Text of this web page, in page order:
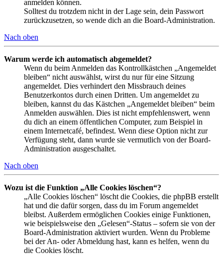
anmelden können.
Solltest du trotzdem nicht in der Lage sein, dein Passwort
zurückzusetzen, so wende dich an die Board-Administration.
Nach oben
Warum werde ich automatisch abgemeldet?
Wenn du beim Anmelden das Kontrollkästchen „Angemeldet
bleiben“ nicht auswählst, wirst du nur für eine Sitzung
angemeldet. Dies verhindert den Missbrauch deines
Benutzerkontos durch einen Dritten. Um angemeldet zu
bleiben, kannst du das Kästchen „Angemeldet bleiben“ beim
Anmelden auswählen. Dies ist nicht empfehlenswert, wenn
du dich an einem öffentlichen Computer, zum Beispiel in
einem Internetcafé, befindest. Wenn diese Option nicht zur
Verfügung steht, dann wurde sie vermutlich von der Board-
Administration ausgeschaltet.
Nach oben
Wozu ist die Funktion „Alle Cookies löschen“?
„Alle Cookies löschen“ löscht die Cookies, die phpBB erstellt
hat und die dafür sorgen, dass du im Forum angemeldet
bleibst. Außerdem ermöglichen Cookies einige Funktionen,
wie beispielsweise den „Gelesen“-Status – sofern sie von der
Board-Administration aktiviert wurden. Wenn du Probleme
bei der An- oder Abmeldung hast, kann es helfen, wenn du
die Cookies löscht.